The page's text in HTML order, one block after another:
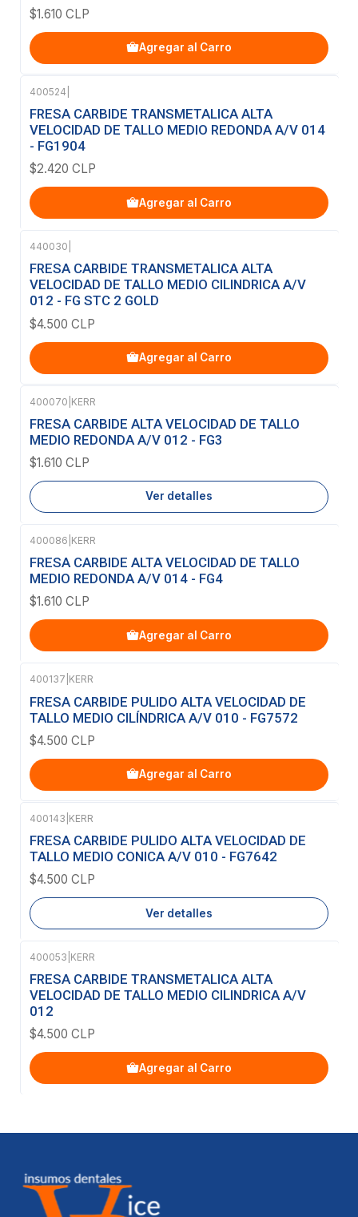
$1.610 CLP
Agregar al Carro
400524
FRESA CARBIDE TRANSMETALICA ALTA
VELOCIDAD DE TALLO MEDIO REDONDA A/V 014
- FG1904
$2.420 CLP
Agregar al Carro
440030
FRESA CARBIDE TRANSMETALICA ALTA
VELOCIDAD DE TALLO MEDIO CILINDRICA A/V
012 - FG STC 2 GOLD
$4.500 CLP
Agregar al Carro
Agotado
400070 KERR
FRESA CARBIDE ALTA VELOCIDAD DE TALLO
MEDIO REDONDA A/V 012 - FG3
$1.610 CLP
Ver detalles
400086 KERR
FRESA CARBIDE ALTA VELOCIDAD DE TALLO
MEDIO REDONDA A/V 014 - FG4
$1.610 CLP
Agregar al Carro
400137 KERR
FRESA CARBIDE PULIDO ALTA VELOCIDAD DE
TALLO MEDIO CILÍNDRICA A/V 010 - FG7572
$4.500 CLP
Agregar al Carro
Agotado
400143 KERR
FRESA CARBIDE PULIDO ALTA VELOCIDAD DE
TALLO MEDIO CONICA A/V 010 - FG7642
$4.500 CLP
Ver detalles
400053 KERR
FRESA CARBIDE TRANSMETALICA ALTA
VELOCIDAD DE TALLO MEDIO CILINDRICA A/V
012
$4.500 CLP
Agregar al Carro